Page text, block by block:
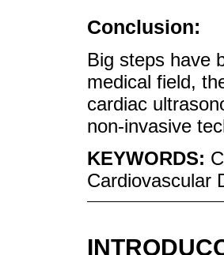
Conclusion:
Big steps have
medical field,
cardiac
non-invasive
KEYWORDS:
Cardiovascular